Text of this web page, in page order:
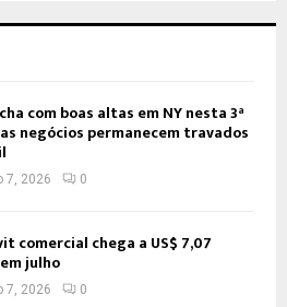
com boas altas em NY nesta 3ª
negócios permanecem travados
7, 2026 0
comercial chega a US$ 7,07
julho
7, 2026 0